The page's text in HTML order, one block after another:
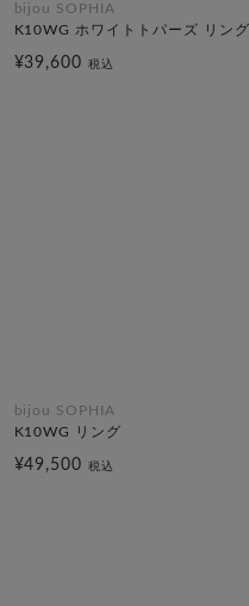
bijou SOPHIA
K10WG ホワイトトパーズ リング
¥39,600税込
bijou SOPHIA
K10WG リング
¥49,500税込